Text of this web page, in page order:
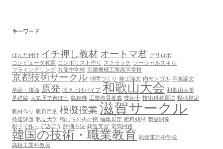
キーワード
はんだ付け イチ押し教材 オートマ君 グリロボ
コンピュータ教育 コンポリスト作り スクラッチ ソーシャルスキル
フライングリング 九龍中学校 京畿機械工業高等学校
京都技術サークル 仲間づくり 修士論文 内モンゴル 卒業論文
卒論・修論 原発 吹き上げパイプ 和歌山大会 和歌山大学
基礎編 大気圧で遊ぼう 島精機 工業教員養成 技術士 技術科教育法 投稿規定
教材作り 教育目的 模擬授業 滋賀サークル
発達課題 私立大学 稲むらの火の館 編集規定 肥料効果 製品開発
親子で作って遊ぼう 評価方法 鋳造実習 電気回路
韓国の技術・職業教育 駒場東邦中学校
高校工業科教員